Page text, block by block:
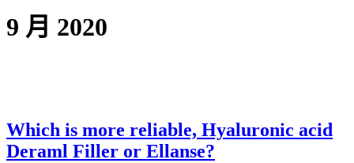
9 月 2020
Which is more reliable, Hyaluronic acid
Deraml Filler or Ellanse?